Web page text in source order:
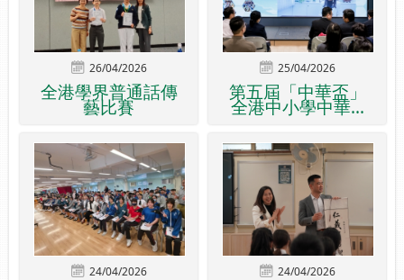
26/04/2026
全港學界普通話傳
藝比賽
25/04/2026
第五屆「中華盃」
全港中小學中華...
24/04/2026 24/04/2026